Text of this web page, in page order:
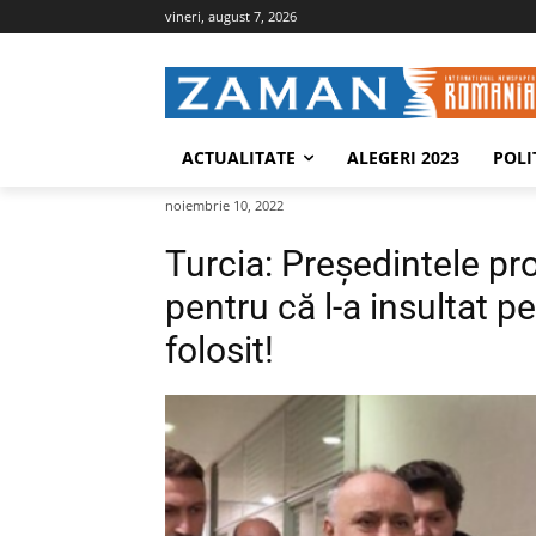
vineri, august 7, 2026
ACTUALITATE ALEGERI 2023
noiembrie 10, 2022
Turcia: Președintele
pentru că l-a insultat
folosit!